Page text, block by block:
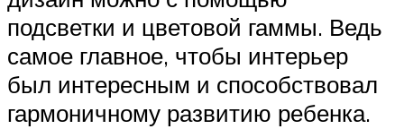
подсветки и цветовой гаммы. Ведь
самое главное, чтобы интерьер
был интересным и способствовал
гармоничному развитию ребенка.